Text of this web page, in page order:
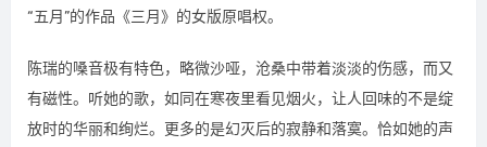
“五月”的作品《三月》的女版原唱权。
陈瑞的嗓音极有特色，略微沙哑，沧桑中带着淡淡的伤感，而又
有磁性。听她的歌，如同在寒夜里看见烟火，让人回味的不是绽
放时的华丽和绚烂。更多的是幻灭后的寂静和落寞。恰如她的声